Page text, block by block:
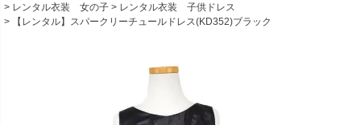
Wedding
02 サイズの選び方
測り方と目安
レンタル衣装 女の子
レンタル衣装 子供ドレス
【レンタル】スパークリーチュールドレス(KD352)ブラック